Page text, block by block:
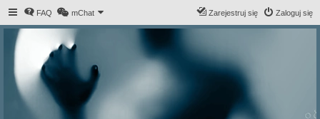
FAQ mChat Zaloguj się
Zarejestruj się